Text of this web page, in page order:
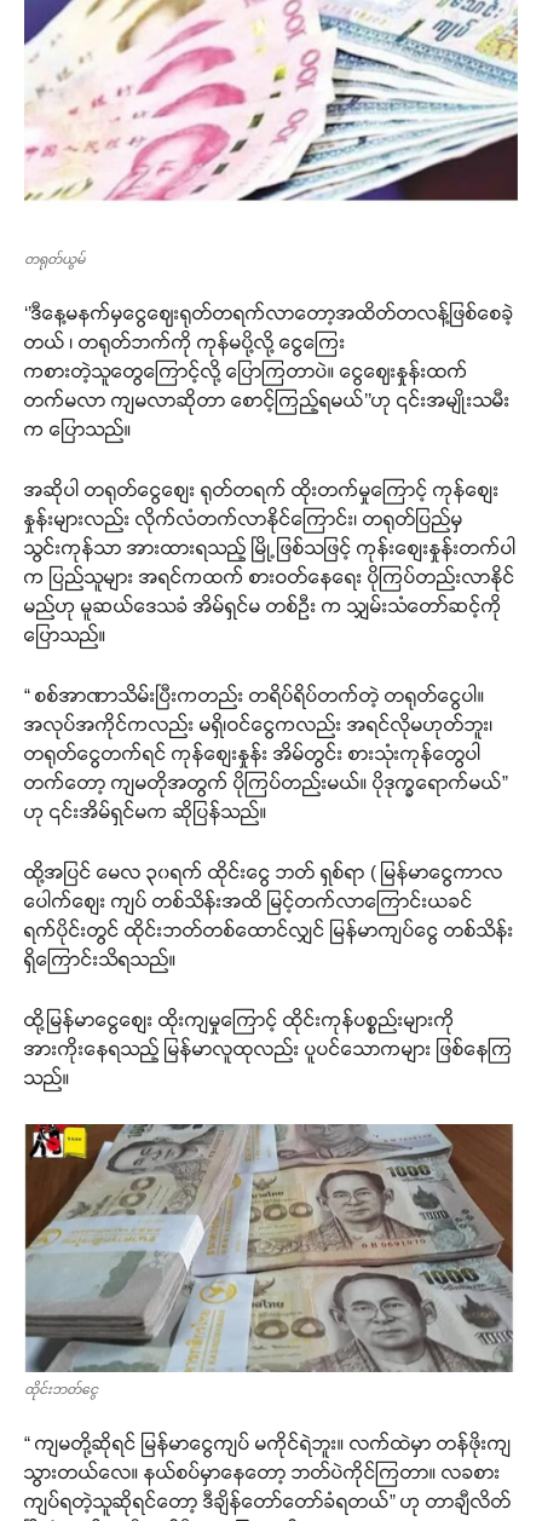
တရုတ်ယွမ်
‘’ဒီနေ့မနက်မှငွေဈေးရုတ်တရက်လာတော့အထိတ်တလန့်ဖြစ်စေခဲ့
တယ် ၊ တရုတ်ဘက်ကို ကုန်မပို့လို့ ငွေကြေး
ကစားတဲ့သူတွေကြောင့်လို့ ပြောကြတာပဲ။ ငွေဈေးနှုန်းထက်
တက်မလာ ကျမလာဆိုတာ စောင့်ကြည့်ရမယ်’’ဟု ၎င်းအမျိုးသမီး
က ပြောသည်။
အဆိုပါ တရုတ်ငွေစျေး ရုတ်တရက် ထိုးတက်မှုကြောင့် ကုန်စျေး
နှုန်းများလည်း လိုက်လံတက်လာနိုင်ကြောင်း၊ တရုတ်ပြည်မှ
သွင်းကုန်သာ အားထားရသည့် မြို့ဖြစ်သဖြင့် ကုန်းစျေးနှုန်းတက်ပါ
က ပြည်သူများ အရင်ကထက် စားဝတ်နေရေး ပိုကြပ်တည်းလာနိုင်
မည်ဟု မူဆယ်ဒေသခံ အိမ်ရှင်မ တစ်ဦး က သျှမ်းသံတော်ဆင့်ကို
ပြောသည်။
“ စစ်အာဏာသိမ်းပြီးကတည်း တရိပ်ရိပ်တက်တဲ့ တရုတ်ငွေပါ။
အလုပ်အကိုင်ကလည်း မရှိ၊ဝင်ငွေကလည်း အရင်လိုမဟုတ်ဘူး၊
တရုတ်ငွေတက်ရင် ကုန်စျေးနှုန်း အိမ်တွင်း စားသုံးကုန်တွေပါ
တက်တော့ ကျမတိုအတွက် ပိုကြပ်တည်းမယ်။ ပိုဒုက္ခရောက်မယ်”
ဟု ၎င်းအိမ်ရှင်မက ဆိုပြန်သည်။
ထို့အပြင် မေလ ၃၀ရက် ထိုင်းငွေ ဘတ် ရှစ်ရာ ( မြန်မာငွေကာလ
ပေါက်စျေး ကျပ် တစ်သိန်းအထိ မြင့်တက်လာကြောင်းယခင်
ရက်ပိုင်းတွင် ထိုင်းဘတ်တစ်ထောင်လျှင် မြန်မာကျပ်ငွေ တစ်သိန်း
ရှိကြောင်းသိရသည်။
ထို့မြန်မာငွေစျေး ထိုးကျမှုကြောင့် ထိုင်းကုန်ပစ္စည်းများကို
အားကိုးနေရသည့် မြန်မာလူထုလည်း ပူပင်သောကများ ဖြစ်နေကြ
သည်။
ထိုင်းဘတ်ငွေ
“ ကျမတို့ဆိုရင် မြန်မာငွေကျပ် မကိုင်ရဲဘူး။ လက်ထဲမှာ တန်ဖိုးကျ
သွားတယ်လေ။ နယ်စပ်မှာနေတော့ ဘတ်ပဲကိုင်ကြတာ။ လခစား
ကျပ်ရတဲ့သူဆိုရင်တော့ ဒီချိန်တော်တော်ခံရတယ်” ဟု တာချီလိတ်